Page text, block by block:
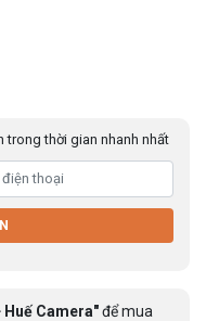
thời gian nhanh nhất
Huế Camera"để mua